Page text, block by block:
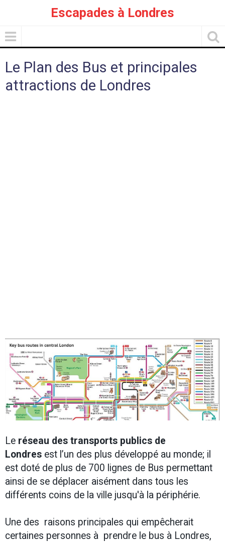
Escapades à Londres
Le Plan des Bus et principales
attractions de Londres
Le réseau des transports publics de
Londres est l’un des plus développé au monde; il
est doté de plus de 700 lignes de Bus permettant
ainsi de se déplacer aisément dans tous les
différents coins de la ville jusqu'à la périphérie.
Une des raisons principales qui empêcherait
certaines personnes à prendre le bus à Londres,